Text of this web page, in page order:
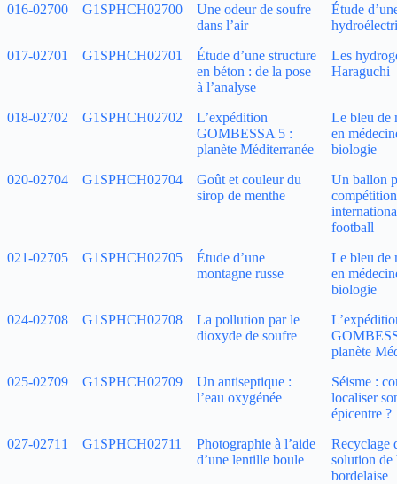
016‑02700
G1SPHCH02700
Une odeur de soufre
dans l’air
Étude
017‑02701
G1SPHCH02701
Étude d’une structure
en béton : de la pose
à l’analyse
Les
Haraguchi
018‑02702 G1SPHCH02702
L’expédition
GOMBESSA 5 :
planète Méditerranée
Le bleu de
en
biologie
020‑02704
G1SPHCH02704
Goût et couleur du
sirop de menthe
Un ballon
football
021‑02705
G1SPHCH02705
Étude d’une
montagne russe
Le bleu de
en
biologie
024‑02708
G1SPHCH02708
La pollution par le
dioxyde de soufre
planète
025‑02709
G1SPHCH02709
Un antiseptique :
l’eau oxygénée
Séisme :
localiser
épicentre ?
027‑02711
G1SPHCH02711
Photographie à l’aide
d’une lentille boule
Recyclage
solution
bordelaise